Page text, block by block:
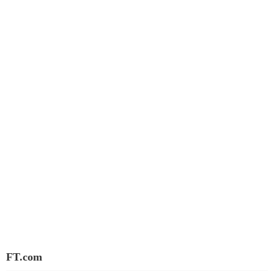
FT.com